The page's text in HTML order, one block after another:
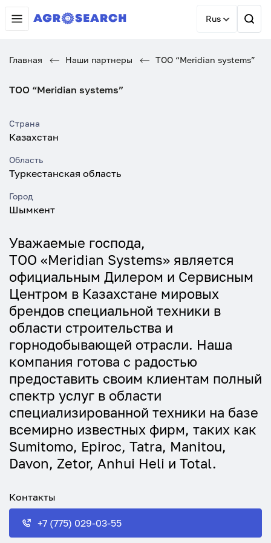
Rus
Главная Наши партнеры ТОО “Meridian systems”
ТОО “Meridian systems”
Страна
Казахстан
Область
Туркестанская область
Город
Шымкент
Уважаемые господа,
TOO «Meridian Systems» является
официальным Дилером и Сервисным
Центром в Казахстане мировых
брендов специальной техники в
области строительства и
горнодобывающей отрасли. Наша
компания готова с радостью
предоставить своим клиентам полный
спектр услуг в области
специализированной техники на базе
всемирно известных фирм, таких как
Sumitomo, Epiroc, Tatra, Manitou,
Davon, Zetor, Anhui Heli и Total.
Контакты
+7 (775) 029-03-55